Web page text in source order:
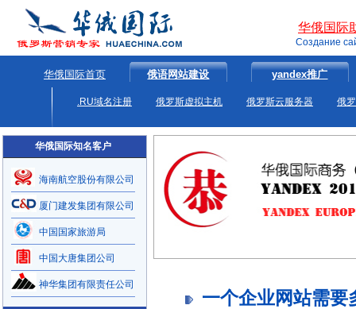
华俄国际
Создание
华俄国际首页 俄语网站建设 yandex推广
.RU域名注册 俄罗斯虚拟主机 俄罗斯云服务器 俄
华俄国际知名客户
海南航空股份有限公司
厦门建发集团有限公司
中国国家旅游局
中国大唐集团公司
神华集团有限责任公司
一个企业网站需要